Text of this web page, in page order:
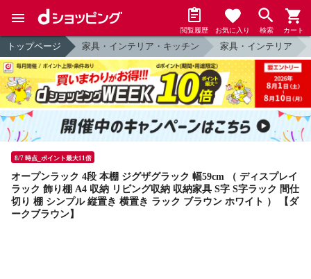
閲覧履歴 お気に入り 検索 カート
トップページ 家具・インテリア・キッチン 家具・インテリア
8/7 時点_ポイント最大11倍
オープンラック 4段 本棚 ジグザグラック 幅59cm （ ディスプレイ
ラック 飾り棚 A4 収納 リビング収納 収納家具 S字 S字ラック 間仕
切り 棚 シンプル 縦置き 横置き ラック ブラウン ホワイト ） 【ダ
ークブラウン】